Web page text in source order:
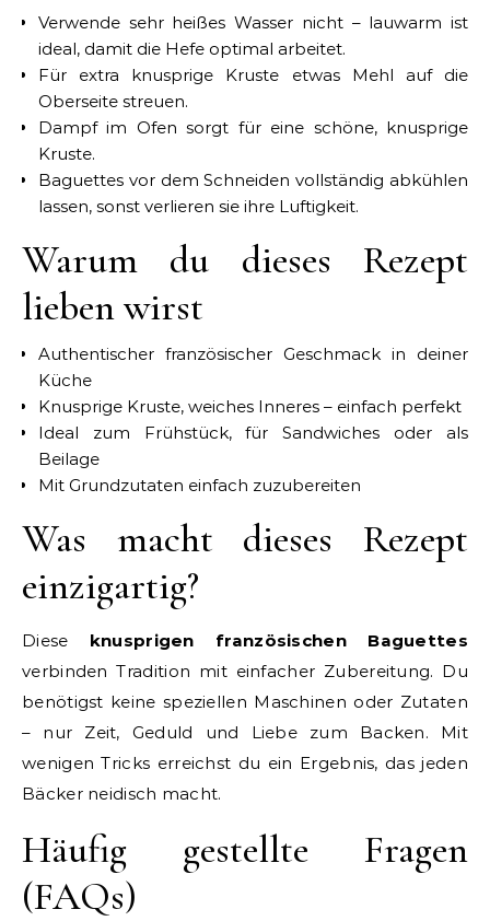
Verwende sehr heißes Wasser nicht – lauwarm ist
ideal, damit die Hefe optimal arbeitet.
Für extra knusprige Kruste etwas Mehl auf die
Oberseite streuen.
Dampf im Ofen sorgt für eine schöne, knusprige
Kruste.
Baguettes vor dem Schneiden vollständig abkühlen
lassen, sonst verlieren sie ihre Luftigkeit.
Warum du dieses Rezept
lieben wirst
Authentischer französischer Geschmack in deiner
Küche
Knusprige Kruste, weiches Inneres – einfach perfekt
Ideal zum Frühstück, für Sandwiches oder als
Beilage
Mit Grundzutaten einfach zuzubereiten
Was macht dieses Rezept
einzigartig?
Diese knusprigen französischen Baguettes
verbinden Tradition mit einfacher Zubereitung. Du
benötigst keine speziellen Maschinen oder Zutaten
– nur Zeit, Geduld und Liebe zum Backen. Mit
wenigen Tricks erreichst du ein Ergebnis, das jeden
Bäcker neidisch macht.
Häufig gestellte Fragen
(FAQs)